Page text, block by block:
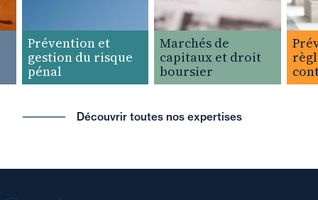
Prévention et
gestion du risque
pénal
Marchés de
capitaux et droit
boursier
Découvrir toutes nos expertises